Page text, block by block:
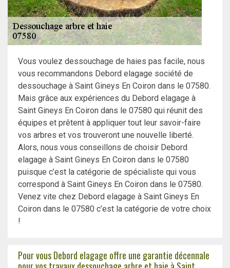
Vous voulez dessouchage de haies pas facile, nous
vous recommandons Debord elagage société de
dessouchage à Saint Gineys En Coiron dans le 07580.
Mais grâce aux expériences du Debord elagage à
Saint Gineys En Coiron dans le 07580 qui réunit des
équipes et prêtent à appliquer tout leur savoir-faire
vos arbres et vos trouveront une nouvelle liberté.
Alors, nous vous conseillons de choisir Debord
elagage à Saint Gineys En Coiron dans le 07580
puisque c’est la catégorie de spécialiste qui vous
correspond à Saint Gineys En Coiron dans le 07580.
Venez vite chez Debord elagage à Saint Gineys En
Coiron dans le 07580 c’est la catégorie de votre choix
!
Pour vous Debord elagage offre une garantie décennale